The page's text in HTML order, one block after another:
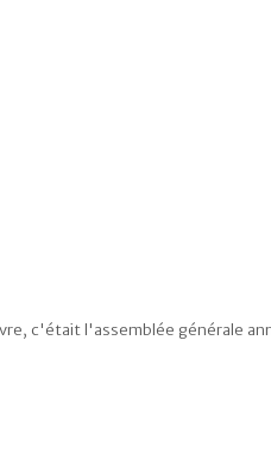
c'était l'assemblée générale